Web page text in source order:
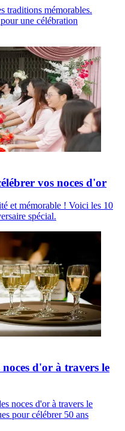
traditions mémorables.
une célébration
vos noces d'or
et mémorable ! Voici les 10
spécial.
d'or à travers le
noces d'or à travers le
pour célébrer 50 ans